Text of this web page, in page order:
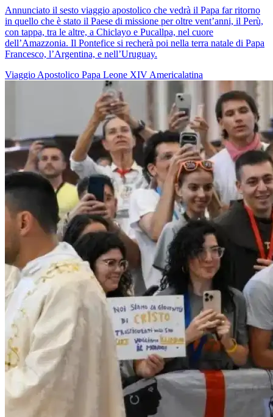
Annunciato il sesto viaggio apostolico che vedrà il Papa far ritorno
in quello che è stato il Paese di missione per oltre vent’anni, il Perù,
con tappa, tra le altre, a Chiclayo e Pucallpa, nel cuore
dell’Amazzonia. Il Pontefice si recherà poi nella terra natale di Papa
Francesco, l’Argentina, e nell’Uruguay.
Viaggio Apostolico Papa Leone XIV Americalatina